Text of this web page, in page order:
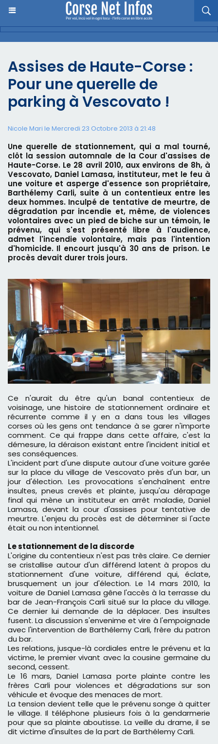
Assises de Haute-Corse :
Pour une querelle de
parking à Vescovato !
Nicole Mari le Mercredi 23 Octobre 2013 à 21:48
Une querelle de stationnement, qui a mal tourné,
clôt la session automnale de la Cour d'assises de
Haute-Corse. Le 28 avril 2010, aux environs de 8h, à
Vescovato, Daniel Lamasa, instituteur, met le feu à
une voiture et asperge d'essence son propriétaire,
Barthélemy Carli, suite à un contentieux entre les
deux hommes. Inculpé de tentative de meurtre, de
dégradation par incendie et, même, de violences
volontaires avec un pied de biche sur un témoin, le
prévenu, qui s'est présenté libre à l'audience,
admet l'incendie volontaire, mais pas l'intention
d'homicide. Il encourt jusqu'à 30 ans de prison. Le
procès devait durer trois jours.
Ce n'aurait du être qu'un banal contentieux de
voisinage, une histoire de stationnement ordinaire et
récurrente comme il y en a dans tous les villages
corses où les gens ont tendance à se garer n'importe
comment. Ce qui frappe dans cette affaire, c'est la
démesure, la déraison existant entre l'incident initial et
ses conséquences.
L'incident part d'une dispute autour d'une voiture garée
sur la place du village de Vescovato près d'un bar, un
jour d'élection. Les provocations s'enchaînent entre
insultes, pneus crevés et plainte, jusqu'au dérapage
final qui mène un instituteur en arrêt maladie, Daniel
Lamasa, devant la cour d'assises pour tentative de
meurtre. L'enjeu du procès est de déterminer si l'acte
était ou non intentionnel.
Le stationnement de la discorde
L'origine du contentieux n'est pas très claire. Ce dernier
se cristallise autour d'un différend latent à propos du
stationnement d'une voiture, différend qui, éclate,
brusquement un jour d'élection. Le 14 mars 2010, la
voiture de Daniel Lamasa gêne l'accès à la terrasse du
bar de Jean-François Carli situé sur la place du village.
Ce dernier lui demande de la déplacer. Des insultes
fusent. La discussion s'envenime et vire à l'empoignade
avec l'intervention de Barthélemy Carli, frère du patron
du bar.
Les relations, jusque-là cordiales entre le prévenu et la
victime, le premier vivant avec la cousine germaine du
second, cessent.
Le 16 mars, Daniel Lamasa porte plainte contre les
frères Carli pour violences et dégradations sur son
véhicule et évoque des menaces de mort.
La tension devient telle que le prévenu songe à quitter
le village. Il téléphone plusieurs fois à la gendarmerie
pour que sa plainte aboutisse. La veille du drame, il se
dit victime d'insultes de la part de Barthélemy Carli.